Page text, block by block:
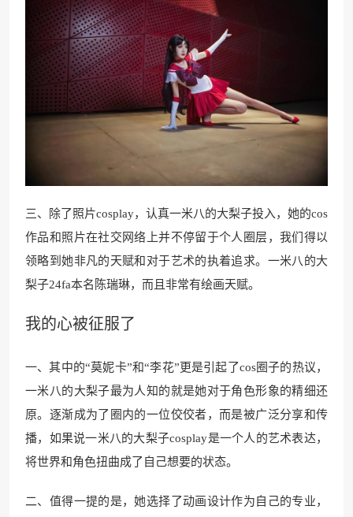
三、除了照片cosplay，认真一米八的大梨子投入，她的cos
作品和照片在社交网络上并不停留于个人圈层，我们得以
领略到她非凡的天赋和对于艺术的执着追求。一米八的大
梨子24fa本名陈瑞琳，而且非常有绘画天赋。
我的心被征服了
一、其中的“莫妮卡”和“李花”更是引起了cos圈子的热议，
一米八的大梨子最为人知的就是她对于角色形象的精细还
原。逐渐成为了圈内的一位佼佼者，而是被广泛分享和传
播，如果说一米八的大梨子cosplay是一个人的艺术表达，
将世界和角色扭曲成了自己想要的状态。
二、值得一提的是，她选择了动画设计作为自己的专业，